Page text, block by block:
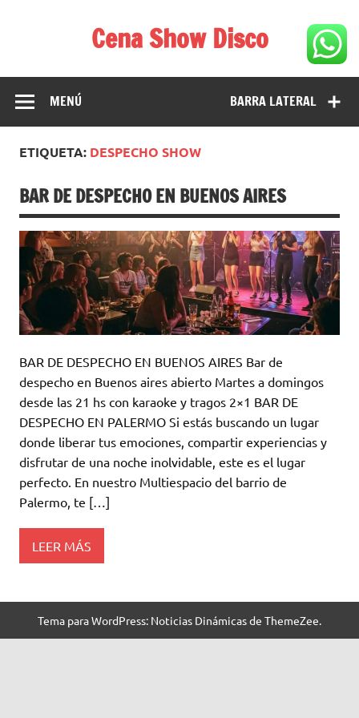
Cena Show Disco
Cena Show Disco – DISCO CENA SHOW GUIA DE
RESTAURANTES
BARRA LATERAL
MENÚ
ETIQUETA: DESPECHO SHOW
BAR DE DESPECHO EN BUENOS AIRES
BAR DE DESPECHO EN BUENOS AIRES Bar de
despecho en Buenos aires abierto Martes a domingos
desde las 21 hs con karaoke y tragos 2×1 BAR DE
DESPECHO EN PALERMO Si estás buscando un lugar
donde liberar tus emociones, compartir experiencias y
disfrutar de una noche inolvidable, este es el lugar
perfecto. En nuestro Multiespacio del barrio de
Palermo, te […]
LEER MÁS
Tema para WordPress: Noticias Dinámicas de ThemeZee.